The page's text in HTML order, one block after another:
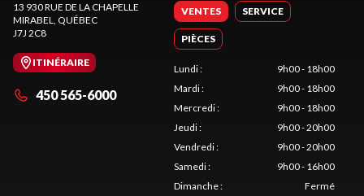
13 930 RUE DE LA CHAPELLE
MIRABEL
, QUÉBEC
J7J 2C8
ITINÉRAIRE
450 565-6000
VENTES SERVICE
PIÈCES
Lundi:
9h00 - 18h00
Mardi:
9h00 - 18h00
Mercredi:
9h00 - 18h00
Jeudi:
9h00 - 20h00
Vendredi:
9h00 - 20h00
Samedi:
9h00 - 16h00
Dimanche: Fermé